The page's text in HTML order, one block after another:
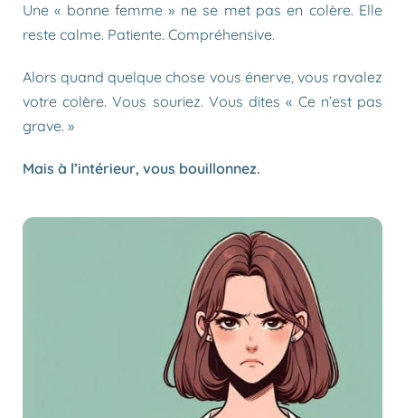
Une « bonne femme » ne se met pas en colère. Elle
reste calme. Patiente. Compréhensive.
Alors quand quelque chose vous énerve, vous ravalez
votre colère. Vous souriez. Vous dites « Ce n’est pas
grave. »
Mais à l’intérieur, vous bouillonnez.